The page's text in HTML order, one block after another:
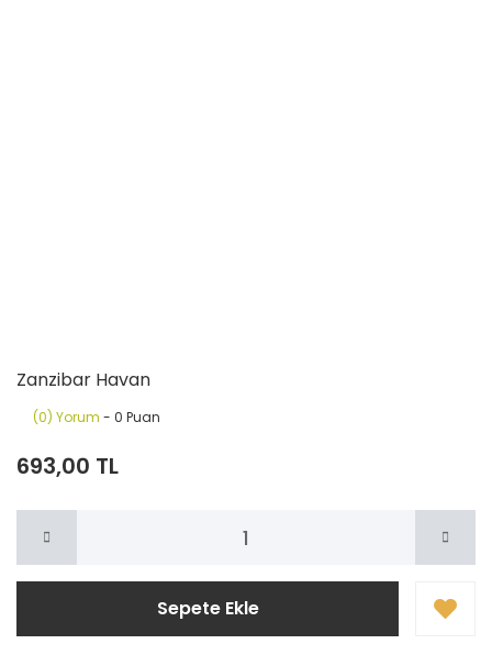
Zanzibar Havan
(0) Yorum - 0 Puan
693,00 TL
Sepete Ekle